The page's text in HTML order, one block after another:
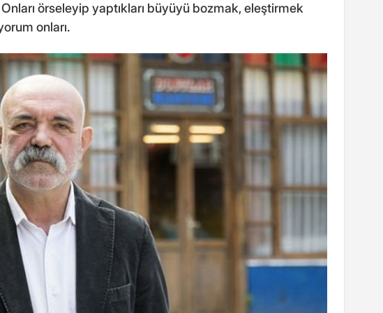
örseleyip yaptıkları büyüyü bozmak, eleştirmek
onları.